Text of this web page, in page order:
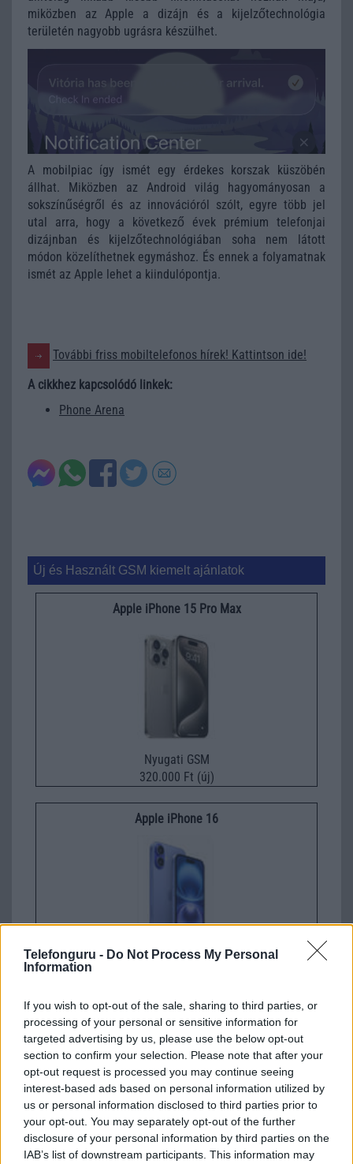
Telefonguru - Do Not Process My Personal
Information
If you wish to opt-out of the sale, sharing to third parties, or
processing of your personal or sensitive information for
targeted advertising by us, please use the below opt-out
section to confirm your selection. Please note that after your
opt-out request is processed you may continue seeing
interest-based ads based on personal information utilized by
us or personal information disclosed to third parties prior to
your opt-out. You may separately opt-out of the further
disclosure of your personal information by third parties on the
IAB’s list of downstream participants. This information may
miközben az Apple a dizájn és a kijelzőtechnológia
területén nagyobb ugrásra készülhet.
A mobilpiac így ismét egy érdekes korszak küszöbén
állhat. Miközben az Android világ hagyományosan a
sokszínűségről és az innovációról szólt, egyre több jel
utal arra, hogy a következő évek prémium telefonjai
dizájnban és kijelzőtechnológiában soha nem látott
módon közelíthetnek egymáshoz. És ennek a folyamatnak
ismét az Apple lehet a kiindulópontja.
További friss mobiltelefonos hírek! Kattintson ide!
A cikkhez kapcsolódó linkek:
Phone Arena
Új és Használt GSM kiemelt ajánlatok
Apple iPhone 15 Pro Max
Nyugati GSM
320.000 Ft (új)
Apple iPhone 16
Apple iPhone 16e